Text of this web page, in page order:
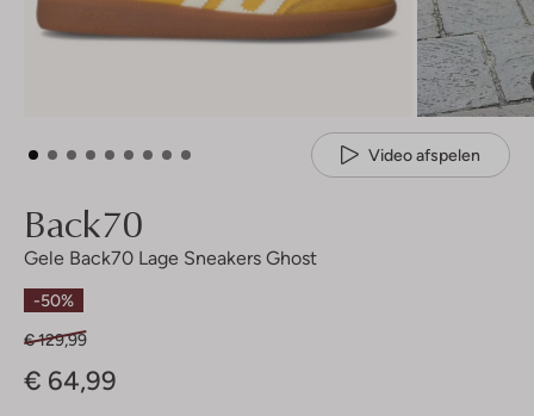
Video afspelen
Back70
Gele Back70 Lage Sneakers Ghost
-50%
€ 129,99
€ 64,99